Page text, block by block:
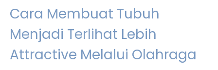
Cara Membuat Tubuh
Menjadi Terlihat Lebih
Attractive Melalui Olahraga